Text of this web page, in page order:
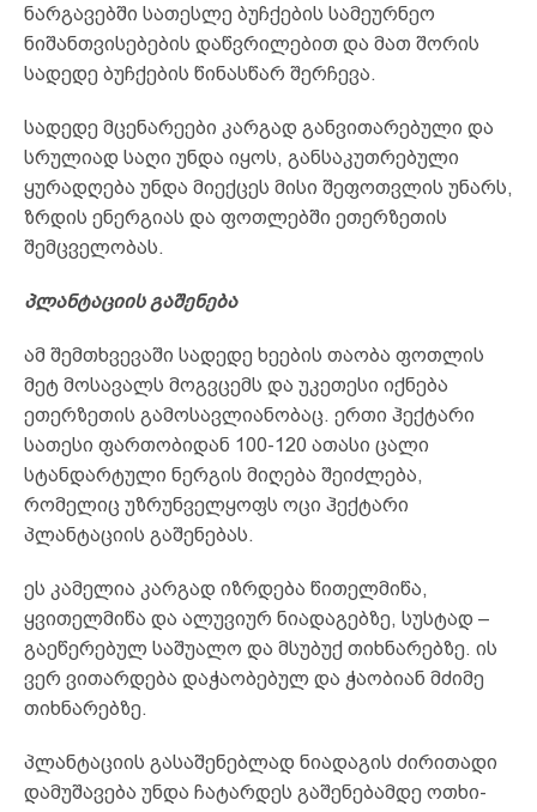
ნარგავებში სათესლე ბუჩქების სამეურნეო
ნიშანთვისებების დაწვრილებით და მათ შორის
სადედე ბუჩქების წინასწარ შერჩევა.
სადედე მცენარეები კარგად განვითარებული და
სრულიად საღი უნდა იყოს, განსაკუთრებული
ყურადღება უნდა მიექცეს მისი შეფოთვლის უნარს,
ზრდის ენერგიას და ფოთლებში ეთერზეთის
შემცველობას.
პლანტაციის გაშენება
ამ შემთხვევაში სადედე ხეების თაობა ფოთლის
მეტ მოსავალს მოგვცემს და უკეთესი იქნება
ეთერზეთის გამოსავლიანობაც. ერთი ჰექტარი
სათესი ფართობიდან 100-120 ათასი ცალი
სტანდარტული ნერგის მიღება შეიძლება,
რომელიც უზრუნველყოფს ოცი ჰექტარი
პლანტაციის გაშენებას.
ეს კამელია კარგად იზრდება წითელმიწა,
ყვითელმიწა და ალუვიურ ნიადაგებზე, სუსტად –
გაეწერებულ საშუალო და მსუბუქ თიხნარებზე. ის
ვერ ვითარდება დაჭაობებულ და ჭაობიან მძიმე
თიხნარებზე.
პლანტაციის გასაშენებლად ნიადაგის ძირითადი
დამუშავება უნდა ჩატარდეს გაშენებამდე ოთხი-